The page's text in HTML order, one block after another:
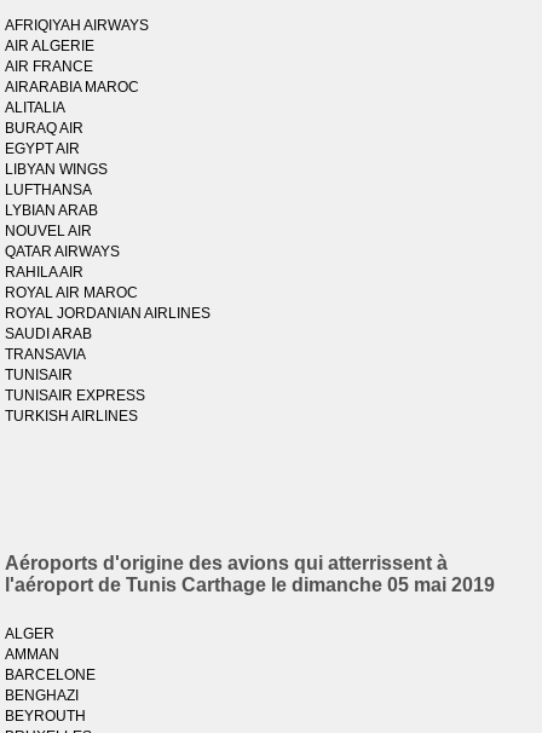
AFRIQIYAH AIRWAYS
AIR ALGERIE
AIR FRANCE
AIRARABIA MAROC
ALITALIA
BURAQ AIR
EGYPT AIR
LIBYAN WINGS
LUFTHANSA
LYBIAN ARAB
NOUVEL AIR
QATAR AIRWAYS
RAHILA AIR
ROYAL AIR MAROC
ROYAL JORDANIAN AIRLINES
SAUDI ARAB
TRANSAVIA
TUNISAIR
TUNISAIR EXPRESS
TURKISH AIRLINES
Aéroports d'origine des avions qui atterrissent à
l'aéroport de Tunis Carthage le dimanche 05 mai 2019
ALGER
AMMAN
BARCELONE
BENGHAZI
BEYROUTH